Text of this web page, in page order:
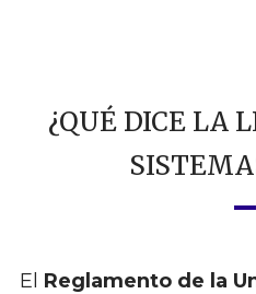
¿QUÉ DICE LA
El Reglamento de la